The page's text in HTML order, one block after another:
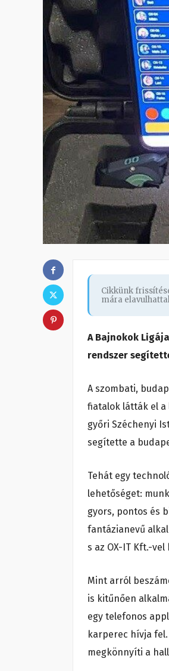
Cikkünk
mára
A Bajnokok
rendszer
A szombati,
fiatalok látták el a
győri Széchenyi
segítette a
Tehát egy
lehetőséget:
gyors, pontos és
fantázianevű
s az OX-IT Kft.-
Mint arról
is kitűnően
egy telefonos
karperec hívja
megkönnyíti a